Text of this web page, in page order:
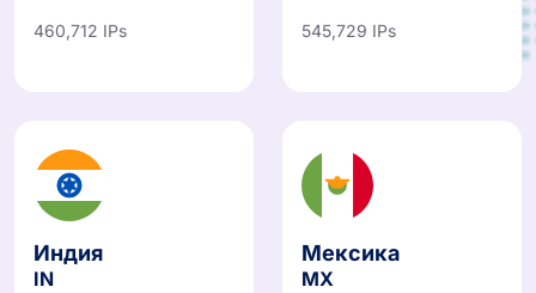
460,712 IPs 545,729 IPs
Индия
IN
Мексика
MX